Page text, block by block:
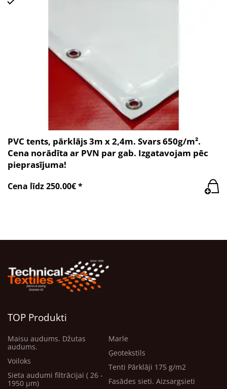
PVC tents, pārklājs 3m x 2,4m. Svars 650g/m².
Cena norādīta ar PVN par gab. Izgatavojam pēc
pieprasījuma!
Cena līdz 250.00€ *
TOP Produkti
Maisu audums. Džutas
audums.
Voiloks
Sieta audumi filtrācijai ( 26 -
1950 μm)
Marle
Ģeotekstils
Tenti Pārklāji 175 g/m2
Fasādes sieti. Aizsargsieti